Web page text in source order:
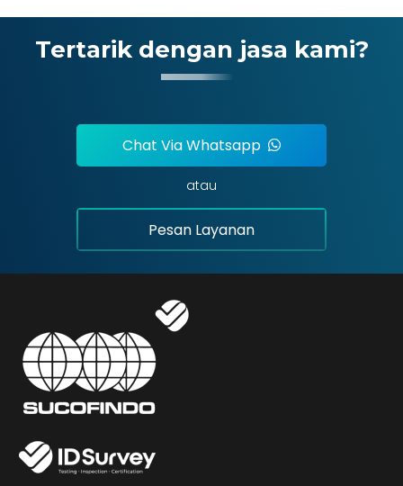
Tertarik dengan jasa kami?
Chat Via Whatsapp
atau
Pesan Layanan